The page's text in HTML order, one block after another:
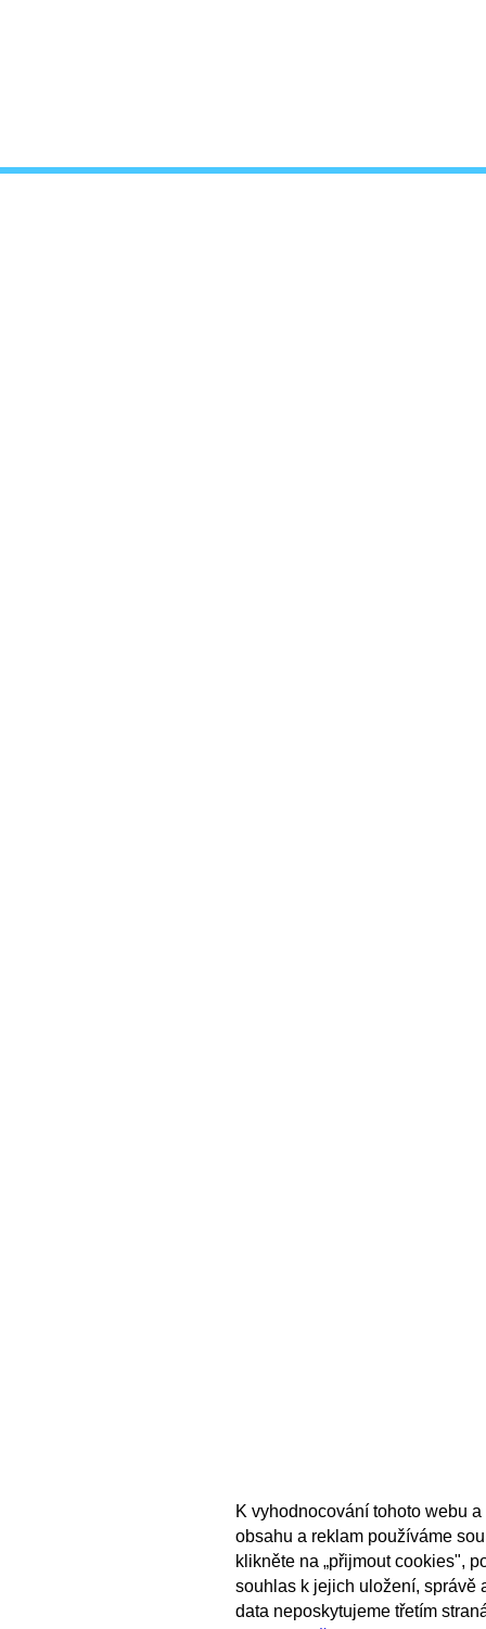
K vyhodnocování tohoto webu
obsahu a reklam používáme
klikněte na „přijmout cookies",
souhlas k jejich uložení, správě
data neposkytujeme třetím